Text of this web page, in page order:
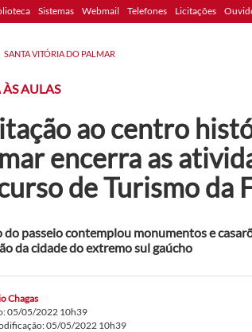
Sistemas Webmail Telefones Licitações
SANTA VITÓRIA DO PALMAR
AULAS
ao centro
encerra as
de Turismo da
do passeio contemplou monumentos e
da cidade do extremo sul gaúcho
Chagas
05/05/2022 10h39
05/05/2022 10h39